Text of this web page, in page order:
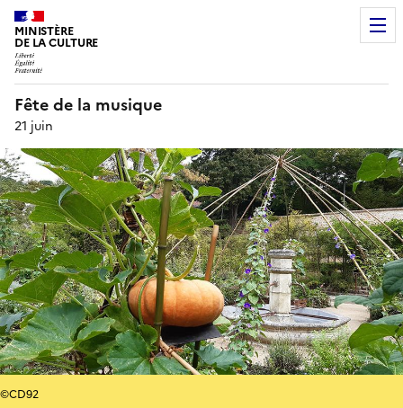
MINISTÈRE
DE LA CULTURE
Fête de la musique
21 juin
©CD92